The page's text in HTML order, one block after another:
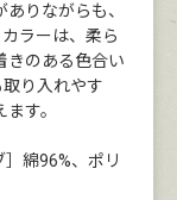
りながらも、
ラーは、柔ら
きのある色合い
り入れやす
す。
綿96%、ポリ